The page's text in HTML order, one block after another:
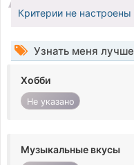
Критерии не настроены
Узнать меня лучше
Хобби
Не указано
Музыкальные вкусы